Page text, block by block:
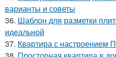
варианты и советы
36. Шаблон для разметки
идеальной
37. Квартира с настроением